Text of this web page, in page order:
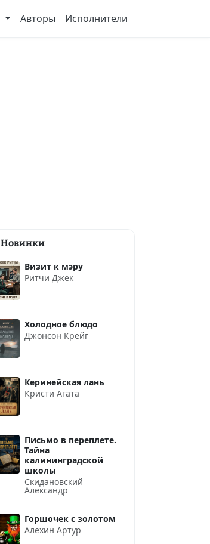
Авторы Исполнители
Новинки
Визит к мэру
Ритчи Джек
Холодное блюдо
Джонсон Крейг
Керинейская лань
Кристи Агата
Письмо в переплете.
Тайна
калининградской
школы
Скидановский
Александр
Горшочек с золотом
Алехин Артур